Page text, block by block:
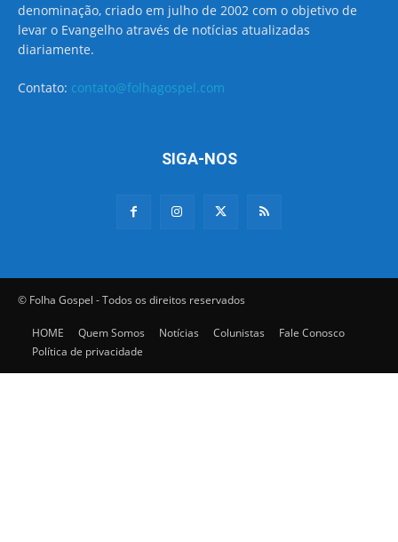
denominação, criado em julho de 2002 com o objetivo de
levar o Evangelho através de notícias atualizadas
diariamente.
Contato: contato@folhagospel.com
SIGA-NOS
© Folha Gospel - Todos os direitos reservados
HOME Quem Somos Notícias Colunistas
Fale Conosco
Política de privacidade